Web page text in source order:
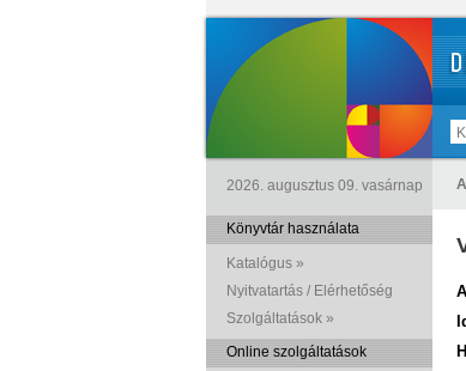
2026. augusztus 09. vasárnap
Könyvtár használata
Katalógus »
Nyitvatartás / Elérhetőség
Szolgáltatások »
Online szolgáltatások